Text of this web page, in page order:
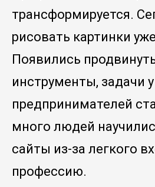
трансформируется.
рисовать картинки
Появились
инструменты, задачи у
предпринимателей
много людей
сайты из-за легкого
профессию.